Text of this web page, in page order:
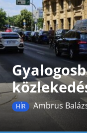
HÍR Ambrus